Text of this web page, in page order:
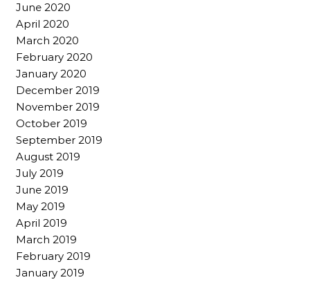
June 2020
April 2020
March 2020
February 2020
January 2020
December 2019
November 2019
October 2019
September 2019
August 2019
July 2019
June 2019
May 2019
April 2019
March 2019
February 2019
January 2019